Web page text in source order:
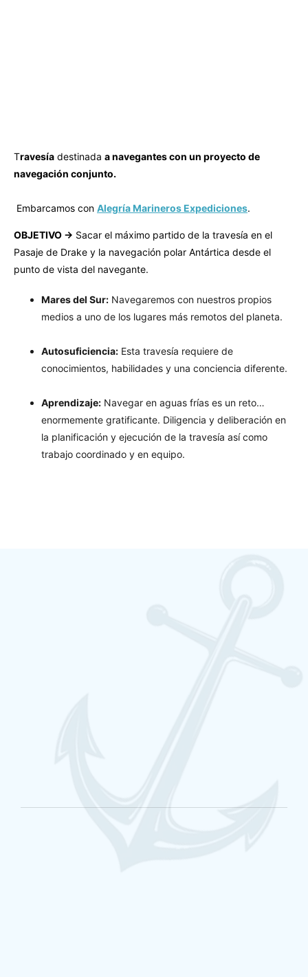
Travesía destinada a navegantes con un proyecto de
navegación conjunto.
Embarcamos con Alegría Marineros Expediciones.
OBJETIVO -> Sacar el máximo partido de la travesía en el
Pasaje de Drake y la navegación polar Antártica desde el
punto de vista del navegante.
Mares del Sur: Navegaremos con nuestros propios
medios a uno de los lugares más remotos del planeta.
Autosuficiencia: Esta travesía requiere de
conocimientos, habilidades y una conciencia diferente.
Aprendizaje: Navegar en aguas frías es un reto…
enormemente gratificante. Diligencia y deliberación en
la planificación y ejecución de la travesía así como
trabajo coordinado y en equipo.